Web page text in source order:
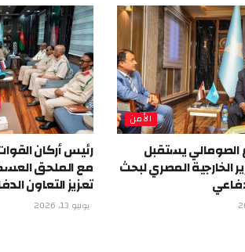
الأمن
الصومالي يستقبل
الخارجية المصري لبحث
رئيس أركان
مع الملحق
تعزيز التعاون
يونيو 13, 2026